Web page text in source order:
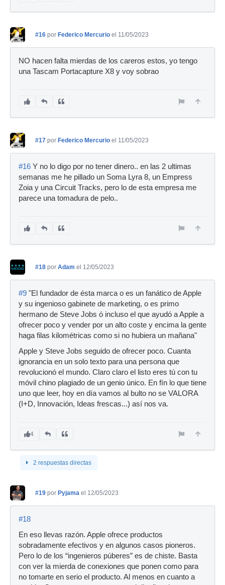
#16 por Federico Mercurio el 11/05/2023
NO hacen falta mierdas de los careros estos, yo tengo
una Tascam Portacapture X8 y voy sobrao
#17 por Federico Mercurio el 11/05/2023
#16 Y no lo digo por no tener dinero.. en las 2 ultimas
semanas me he pillado un Soma Lyra 8, un Empress
Zoia y una Circuit Tracks, pero lo de esta empresa me
parece una tomadura de pelo..
#18 por Adam el 12/05/2023
#9 "El fundador de ésta marca o es un fanático de Apple
y su ingenioso gabinete de marketing, o es primo
hermano de Steve Jobs ó incluso el que ayudó a Apple a
ofrecer poco y vender por un alto coste y encima la gente
haga filas kilométricas como si no hubiera un mañana"
Apple y Steve Jobs seguido de ofrecer poco. Cuanta
ignorancia en un solo texto para una persona que
revolucionó el mundo. Claro claro el listo eres tú con tu
móvil chino plagiado de un genio único. En fín lo que tiene
uno que leer, hoy en día vamos al bulto no se VALORA
(I+D, Innovación, Ideas frescas...) así nos va.
4
2 respuestas directas
#19 por Pyjama el 12/05/2023
#18
En eso llevas razón. Apple ofrece productos
sobradamente efectivos y en algunos casos pioneros.
Pero lo de los “ingenieros púberes” es de chiste. Basta
con ver la mierda de conexiones que ponen como para
no tomarte en serio el producto. Al menos en cuanto a